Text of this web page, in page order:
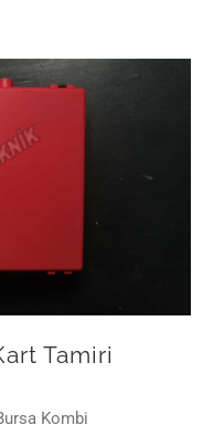
Tamiri
Kombi